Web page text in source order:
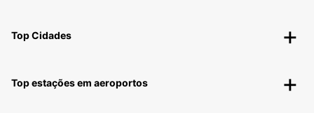
Top Cidades
Top estações em aeroportos